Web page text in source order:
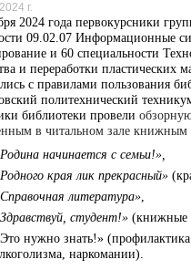
г.
2024 года первокурсники
09.02.07 Информационные
и 60 специальности
и переработки пластических
с правилами пользования
политехнический
библиотеки провели
в читальном зале книжным
начинается с семьи!»,
края лик прекрасный»
литература»,
студент!»(книжные
нужно знать!» (профилактика
наркомании).